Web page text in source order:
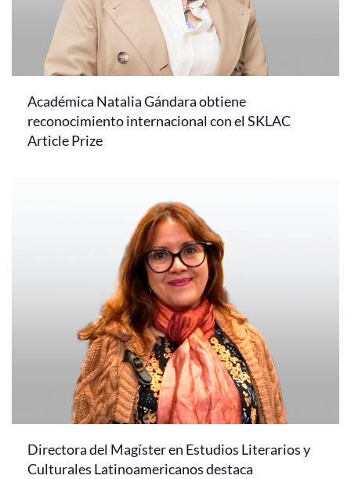
Académica Natalia Gándara obtiene
reconocimiento internacional con el SKLAC
Article Prize
Directora del Magíster en Estudios Literarios y
Culturales Latinoamericanos destaca